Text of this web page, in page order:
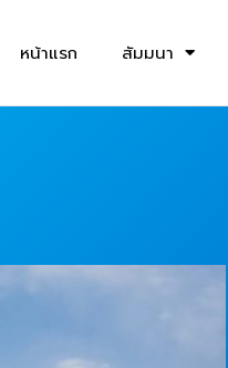
หน้าแรก สัมมนา